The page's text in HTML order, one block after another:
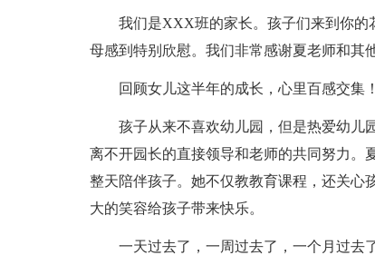
我们是XXX班的家长。孩子们来到你的
母感到特别欣慰。我们非常感谢夏老师和其
回顾女儿这半年的成长，心里百感交集
孩子从来不喜欢幼儿园，但是热爱幼儿
离不开园长的直接领导和老师的共同努力。
整天陪伴孩子。她不仅教教育课程，还关心
大的笑容给孩子带来快乐。
一天过去了，一周过去了，一个月过去